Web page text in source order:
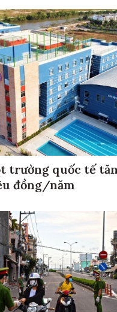
trường quốc tế
đồng/năm